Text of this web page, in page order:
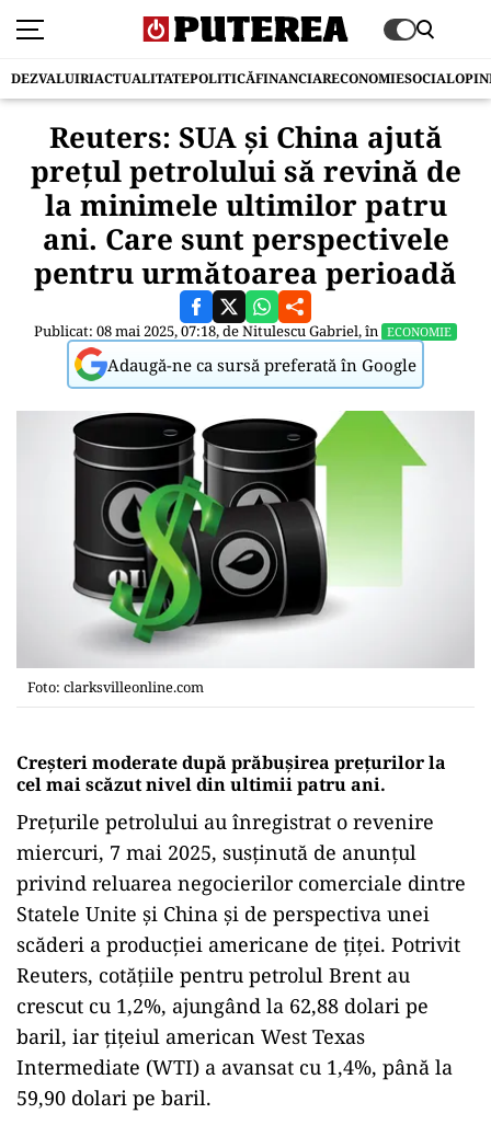
DEZVALUIRIACTUALITATEPOLITICĂFINANCIARECONOMIESOCIAL
Reuters: SUA și China ajută
prețul petrolului să revină de
la minimele ultimilor patru
ani. Care sunt perspectivele
pentru următoarea perioadă
Publicat: 08 mai 2025, 07:18, deNitulescu Gabriel, în ECONOMIE
Adaugă-ne ca sursă preferată în Google
Foto: clarksvilleonline.com
Creșteri moderate după prăbușirea prețurilor la
cel mai scăzut nivel din ultimii patru ani.
Prețurile petrolului au înregistrat o revenire
miercuri, 7 mai 2025, susținută de anunțul
privind reluarea negocierilor comerciale dintre
Statele Unite și China și de perspectiva unei
scăderi a producției americane de țiței. Potrivit
Reuters, cotățiile pentru petrolul Brent au
crescut cu 1,2%, ajungând la 62,88 dolari pe
baril, iar țițeiul american West Texas
Intermediate (WTI) a avansat cu 1,4%, până la
59,90 dolari pe baril.